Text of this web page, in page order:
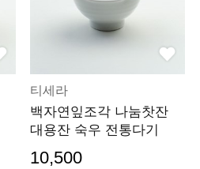
티세라
백자연잎조각 나눔찻잔
대용잔 숙우 전통다기
10,500